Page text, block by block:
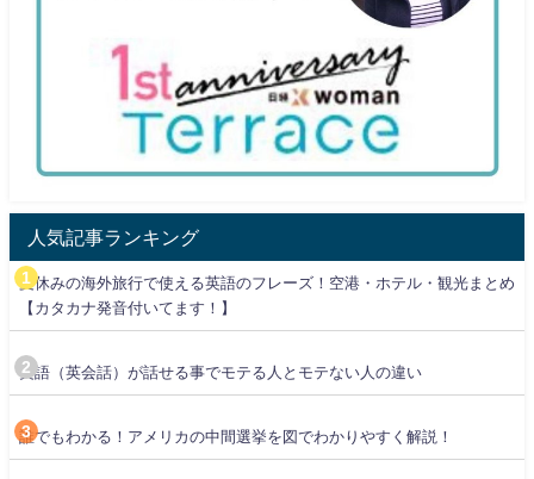
人気記事ランキング
夏休みの海外旅行で使える英語のフレーズ！空港・ホテル・観光まとめ
【カタカナ発音付いてます！】
英語（英会話）が話せる事でモテる人とモテない人の違い
誰でもわかる！アメリカの中間選挙を図でわかりやすく解説！